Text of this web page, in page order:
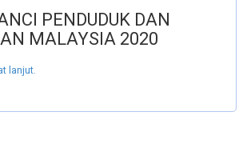
PENDUDUK DAN
MALAYSIA 2020
lanjut.